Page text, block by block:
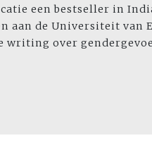
een bestseller in
aan de Universiteit van
writing over